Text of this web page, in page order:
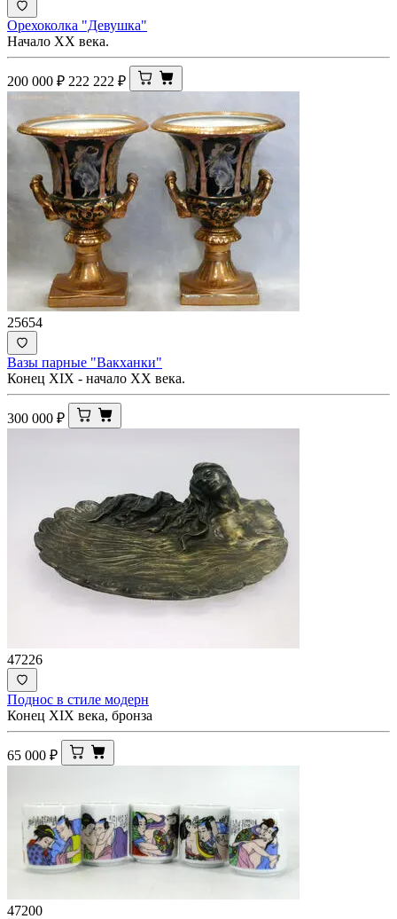
Орехоколка "Девушка"
Начало ХХ века.
200 000 ₽ 222 222 ₽
25654
Вазы парные "Вакханки"
Конец XIX - начало ХХ века.
300 000 ₽
47226
Поднос в стиле модерн
Конец XIX века, бронза
65 000 ₽
47200